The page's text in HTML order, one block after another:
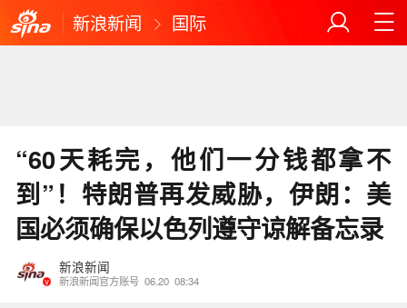
新浪新闻 国际
“60天耗完，他们一分钱都拿不
到”！特朗普再发威胁，伊朗：美
国必须确保以色列遵守谅解备忘录
新浪新闻
新浪新闻官方账号 06.20 08:34